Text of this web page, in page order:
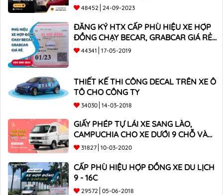
48452 24-09-2023
ĐĂNG KÝ HTX CẤP PHÙ HIỆU XE HỢP
ĐỒNG CHẠY BECAR, GRABCAR GIÁ RẺ
NHẤT
44341 17-05-2019
THIẾT KẾ THI CÔNG DECAL TRÊN XE Ô
TÔ CHO CÔNG TY
34030 14-03-2018
GIẤY PHÉP TỰ LÁI XE SANG LÀO,
CAMPUCHIA CHO XE DƯỚI 9 CHỖ VÀ
XE BÁN TẢI
31827 10-03-2020
CẤP PHÙ HIỆU HỢP ĐỒNG XE DU LỊCH
9 - 16C
29572 05-06-2018